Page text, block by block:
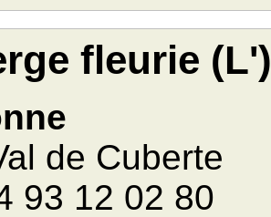
fleurie (L')
de Cuberte
93 12 02 80